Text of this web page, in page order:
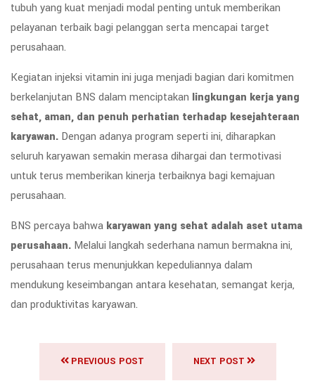
tubuh yang kuat menjadi modal penting untuk memberikan
pelayanan terbaik bagi pelanggan serta mencapai target
perusahaan.
Kegiatan injeksi vitamin ini juga menjadi bagian dari komitmen
berkelanjutan BNS dalam menciptakan lingkungan kerja yang
sehat, aman, dan penuh perhatian terhadap kesejahteraan
karyawan. Dengan adanya program seperti ini, diharapkan
seluruh karyawan semakin merasa dihargai dan termotivasi
untuk terus memberikan kinerja terbaiknya bagi kemajuan
perusahaan.
BNS percaya bahwa karyawan yang sehat adalah aset utama
perusahaan. Melalui langkah sederhana namun bermakna ini,
perusahaan terus menunjukkan kepeduliannya dalam
mendukung keseimbangan antara kesehatan, semangat kerja,
dan produktivitas karyawan.
PREVIOUS POST NEXT POST